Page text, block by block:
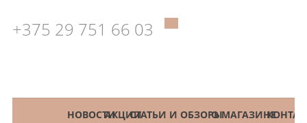
+375 29 751 66 03
КАТАЛОГНОВОСТИАКЦИИСТАТЬИ И ОБЗОРЫО МАГАЗИНЕ